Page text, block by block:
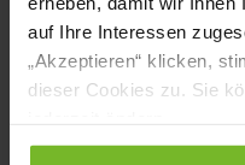
auf Ihre Interessen
„Akzeptieren“ klicken,
dieser Cookies zu. Sie
Zubereitung:
Bräter bei 240
20 Minuten